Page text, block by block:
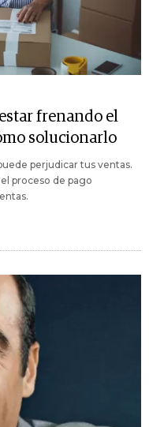
frenando el
solucionarlo
perjudicar tus ventas.
proceso de pago